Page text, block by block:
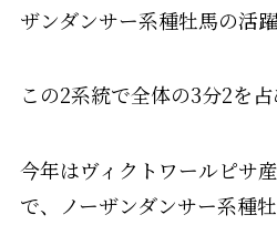
ザンダンサー系種牡馬の活躍
この2系統で全体の3分2を占
今年はヴィクトワールピサ
で、ノーザンダンサー系種